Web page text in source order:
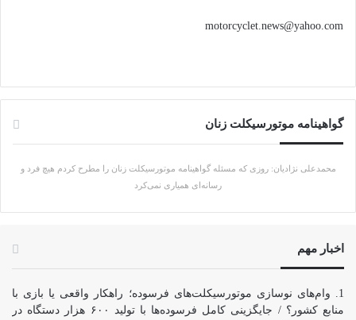
motorcyclet.news@yahoo.com
گواهینامه موتورسیکلت زنان
محمدعلی نژادیان: روزی که مسئله گواهینامه موتورسیکلت زنان را مطرح کردم هیچ فرد و
رسانه‌ای همیاری نمی‌کرد
اخبار مهم
وام‌های نوسازی موتورسیکلت‌های فرسوده؛ راهکار واقعی یا بازی با
منابع کشور؟ / جایگزینی کامل فرسوده‌ها با تولید ۶۰۰ هزار دستگاه در